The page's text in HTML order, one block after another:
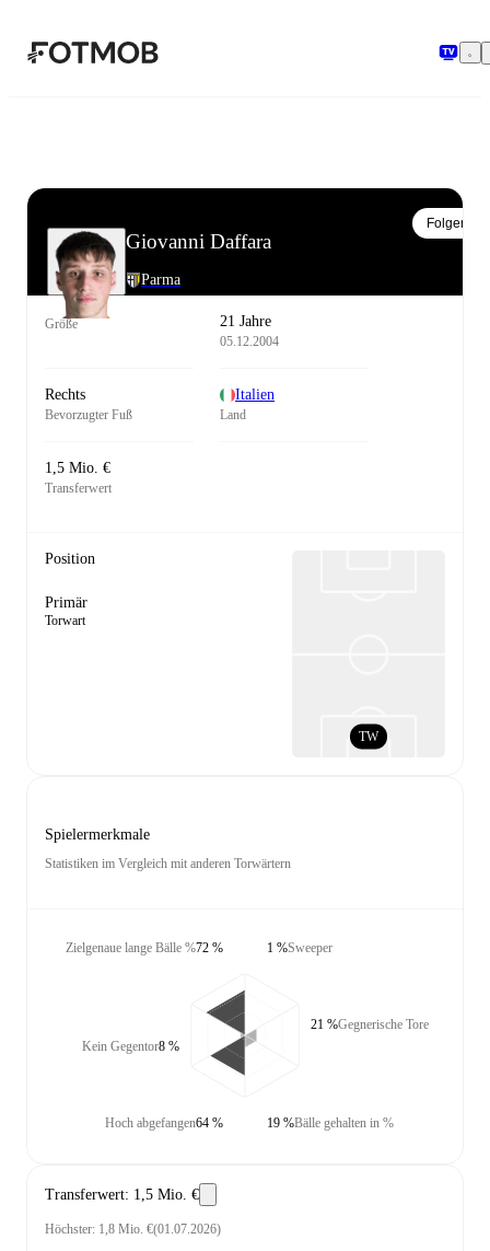
Giovanni Daffara
Parma
Folgen
Größe 21 Jahre
05.12.2004
Rechts
Bevorzugter Fuß
Italien
Land
1,5 Mio. €
Transferwert
Position
Primär
Torwart
TW
Spielermerkmale
Statistiken im Vergleich mit anderen Torwärtern
Zielgenaue lange Bälle %72 %
Kein Gegentor8 %
Hoch abgefangen64 %
Sweeper
1 %
Gegnerische Tore
21 %
Bälle gehalten in %
19 %
Transferwert: 1,5 Mio. €
Höchster: 1,8 Mio. €(01.07.2026)